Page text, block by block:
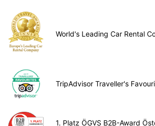
World's Leading Car Rental
TripAdvisor Traveller's
1. Platz ÖGVS B2B-Award